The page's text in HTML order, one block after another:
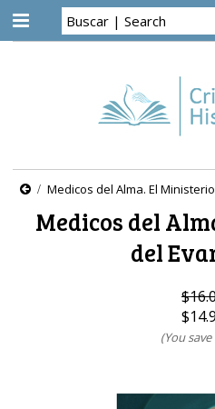
Medicos del Alma. El
Medicos del
del
(You save